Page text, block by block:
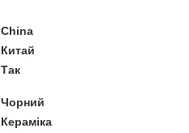
China
Китай
Так
Чорний
Кераміка